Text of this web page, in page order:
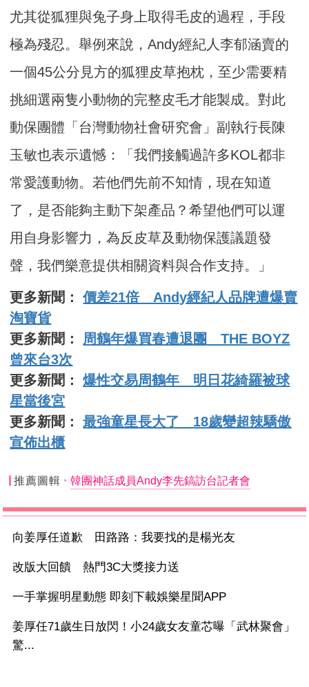
尤其從狐狸與兔子身上取得毛皮的過程，手段
極為殘忍。舉例來說，Andy經紀人李郁涵賣的
一個45公分見方的狐狸皮草抱枕，至少需要精
挑細選兩隻小動物的完整皮毛才能製成。對此
動保團體「台灣動物社會研究會」副執行長陳
玉敏也表示遺憾：「我們接觸過許多KOL都非
常愛護動物。若他們先前不知情，現在知道
了，是否能夠主動下架產品？希望他們可以運
用自身影響力，為反皮草及動物保護議題發
聲，我們樂意提供相關資料與合作支持。」
更多新聞：價差21倍 Andy經紀人品牌遭爆賣
淘寶貨
更多新聞： 周鶴年爆買春遭退團 THE BOYZ
曾來台3次
更多新聞：爆性交易周鶴年 明日花綺羅被球
星當後宮
更多新聞：最強童星長大了 18歲變超辣驕傲
宣佈出櫃
推薦圖輯 韓團神話成員Andy李先鎬訪台記者會
向姜厚任道歉 田路路：我要找的是楊光友
改版大回饋 熱門3C大獎接力送
一手掌握明星動態 即刻下載娛樂星聞APP
姜厚任71歲生日放閃！小24歲女友童芯曝「武林聚會」
驚...